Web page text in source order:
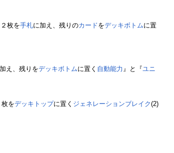
枚を手札に加え、残りのカードをデッキボトムに置
え、残りをデッキボトムに置く 自動能力 』と『ユニ
枚をデッキトップに置く ジェネレーションブレイク(2)